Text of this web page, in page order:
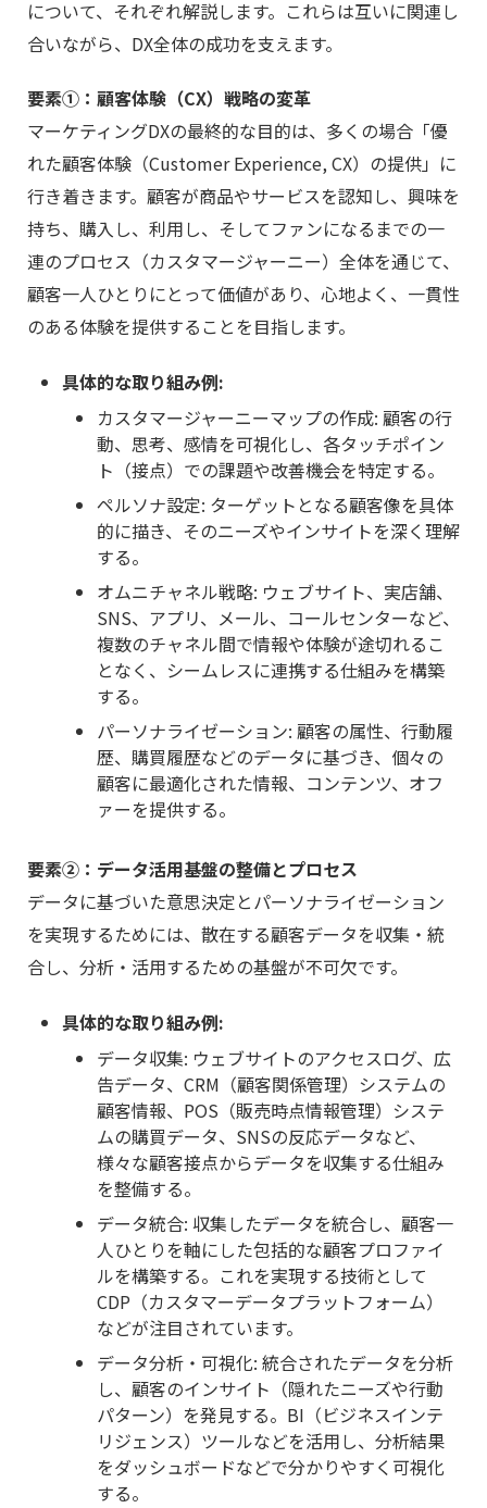
について、それぞれ解説します。これらは互いに関連し
合いながら、DX全体の成功を支えます。
要素①：顧客体験（CX）戦略の変革
マーケティングDXの最終的な目的は、多くの場合「優
れた顧客体験（Customer Experience, CX）の提供」に
行き着きます。顧客が商品やサービスを認知し、興味を
持ち、購入し、利用し、そしてファンになるまでの一
連のプロセス（カスタマージャーニー）全体を通じて、
顧客一人ひとりにとって価値があり、心地よく、一貫性
のある体験を提供することを目指します。
具体的な取り組み例:
カスタマージャーニーマップの作成: 顧客の行
動、思考、感情を可視化し、各タッチポイン
ト（接点）での課題や改善機会を特定する。
ペルソナ設定: ターゲットとなる顧客像を具体
的に描き、そのニーズやインサイトを深く理解
する。
オムニチャネル戦略: ウェブサイト、実店舗、
SNS、アプリ、メール、コールセンターなど、
複数のチャネル間で情報や体験が途切れるこ
となく、シームレスに連携する仕組みを構築
する。
パーソナライゼーション: 顧客の属性、行動履
歴、購買履歴などのデータに基づき、個々の
顧客に最適化された情報、コンテンツ、オフ
ァーを提供する。
要素②：データ活用基盤の整備とプロセス
データに基づいた意思決定とパーソナライゼーション
を実現するためには、散在する顧客データを収集・統
合し、分析・活用するための基盤が不可欠です。
具体的な取り組み例:
データ収集: ウェブサイトのアクセスログ、広
告データ、CRM（顧客関係管理）システムの
顧客情報、POS（販売時点情報管理）システ
ムの購買データ、SNSの反応データなど、
様々な顧客接点からデータを収集する仕組み
を整備する。
データ統合: 収集したデータを統合し、顧客一
人ひとりを軸にした包括的な顧客プロファイ
ルを構築する。これを実現する技術として
CDP（カスタマーデータプラットフォーム）
などが注目されています。
データ分析・可視化: 統合されたデータを分析
し、顧客のインサイト（隠れたニーズや行動
パターン）を発見する。BI（ビジネスインテ
リジェンス）ツールなどを活用し、分析結果
をダッシュボードなどで分かりやすく可視化
する。